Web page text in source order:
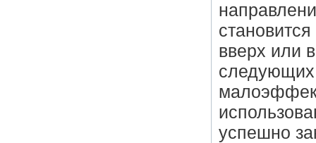
вверх или
следующих
успешно